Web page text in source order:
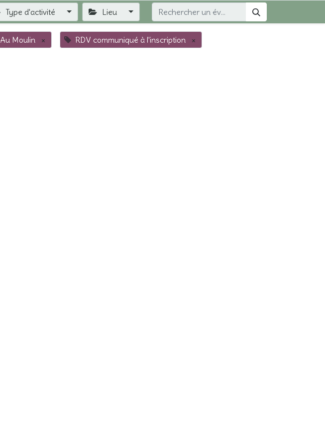
Type d'activité Lieu
Au Moulin × RDV communiqué à l'inscription ×